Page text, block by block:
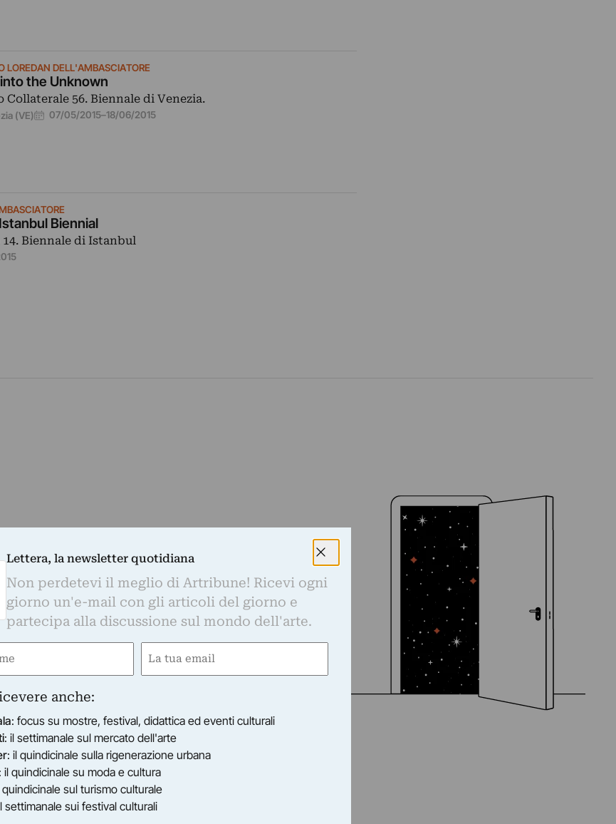
LOREDAN DELL'AMBASCIATORE
the Unknown
Collaterale 56. Biennale di Venezia.
(VE) 07/05/2015–18/06/2015
Biennial
Biennale di Istanbul
Lettera, la newsletter quotidiana
Non perdetevi il meglio di Artribune! Ricevi ogni
giorno un'e-mail con gli articoli del giorno e
partecipa alla discussione sul mondo dell'arte.
Email
anche:
: focus su mostre, festival, didattica ed eventi culturali
: il settimanale sul mercato dell'arte
: il quindicinale sulla rigenerazione urbana
: il quindicinale su moda e cultura
quindicinale sul turismo culturale
settimanale sui festival culturali